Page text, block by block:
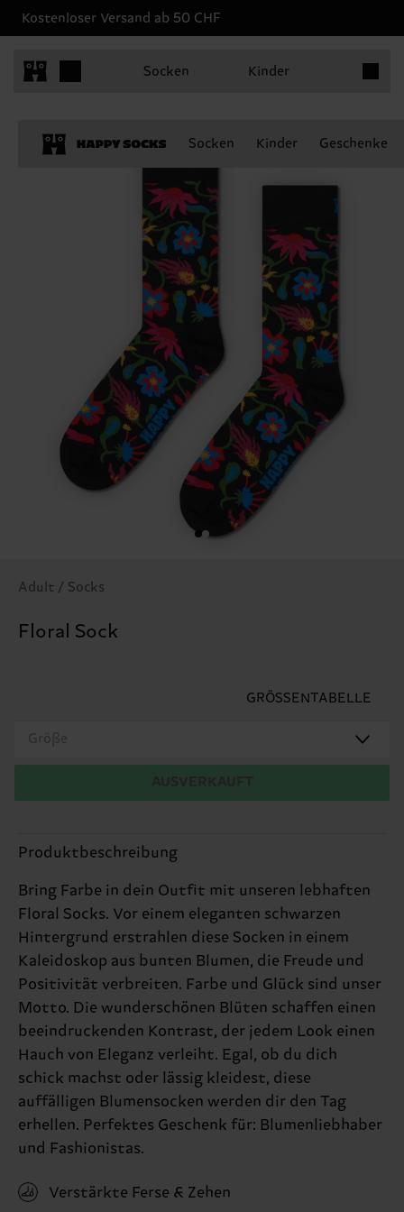
Kostenloser Versand ab 50 CHF
Socken Kinder
Socken Kinder Geschenke
Adult / Socks
Floral Sock
GRÖSSENTABELLE
Größe
Produktbeschreibung
Bring Farbe in dein Outfit mit unseren lebhaften
Floral Socks. Vor einem eleganten schwarzen
Hintergrund erstrahlen diese Socken in einem
Kaleidoskop aus bunten Blumen, die Freude und
Positivität verbreiten. Farbe und Glück sind unser
Motto. Die wunderschönen Blüten schaffen einen
beeindruckenden Kontrast, der jedem Look einen
Hauch von Eleganz verleiht. Egal, ob du dich
schick machst oder lässig kleidest, diese
auffälligen Blumensocken werden dir den Tag
erhellen. Perfektes Geschenk für: Blumenliebhaber
und Fashionistas.
Verstärkte Ferse & Zehen